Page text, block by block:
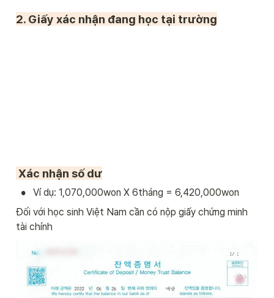
2. Giấy xác nhận đang học tại trường
Xác nhận số dư
•
Ví dụ: 1,070,000won X 6tháng = 6,420,000won
Đối với học sinh Việt Nam cần có nộp giấy chứng minh
tài chính